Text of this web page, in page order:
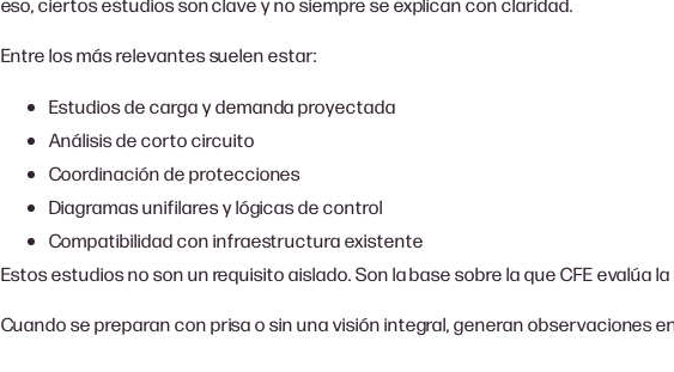
Entre los más relevantes suelen estar:
Estudios de carga y demanda proyectada
Análisis de corto circuito
Coordinación de protecciones
Diagramas unifilares y lógicas de control
Compatibilidad con infraestructura existente
Estos estudios no son un requisito aislado. Son la base sobre la que CFE evalúa
Cuando se preparan con prisa o sin una visión integral, generan observaciones